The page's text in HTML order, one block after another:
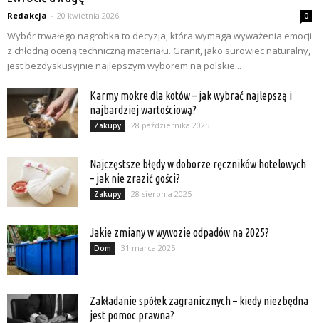
Redakcja - 20 kwietnia 2026 0
Wybór trwałego nagrobka to decyzja, która wymaga wyważenia emocji
z chłodną oceną techniczną materiału. Granit, jako surowiec naturalny,
jest bezdyskusyjnie najlepszym wyborem na polskie...
Karmy mokre dla kotów – jak wybrać najlepszą i
najbardziej wartościową?
Zakupy 28 października 2025
Najczęstsze błędy w doborze ręczników hotelowych
– jak nie zrazić gości?
Zakupy 28 sierpnia 2025
Jakie zmiany w wywozie odpadów na 2025?
Dom 31 marca 2025
Zakładanie spółek zagranicznych – kiedy niezbędna
jest pomoc prawna?